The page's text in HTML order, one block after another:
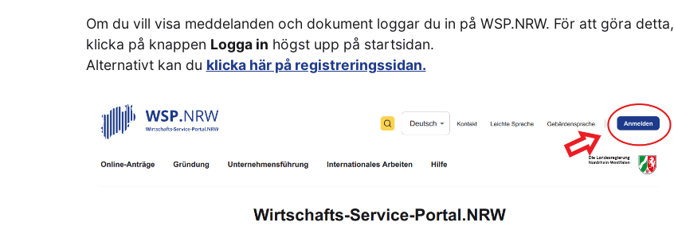
Om du vill visa meddelanden och dokument loggar du in på WSP.NRW. För att göra detta,
klicka på knappen Logga in högst upp på startsidan.
Alternativt kan du klicka här på registreringssidan.